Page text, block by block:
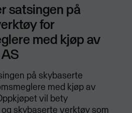
satsingen på
for
med kjøp av
på skybaserte
med kjøp av
vil bety
skybaserte verktøy som